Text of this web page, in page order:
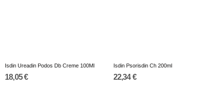
Isdin Ureadin Podos Db Creme 100Ml
18,05 €
Isdin Psorisdin Ch 200ml
22,34 €